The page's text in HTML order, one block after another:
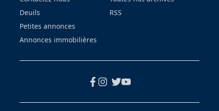
Deuils
Petites annonces
Annonces immobilières
RSS